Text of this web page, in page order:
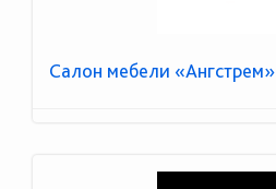
Салон мебели «Ангстрем»